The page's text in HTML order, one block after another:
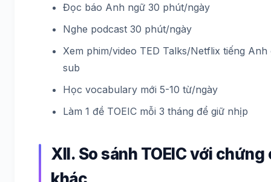
Đọc báo Anh ngữ 30 phút/ngày
Nghe podcast 30 phút/ngày
Xem phim/video TED Talks/Netflix tiếng Anh
sub
Học vocabulary mới 5-10 từ/ngày
Làm 1 đề TOEIC mỗi 3 tháng để giữ nhịp
XII. So sánh TOEIC với chứng